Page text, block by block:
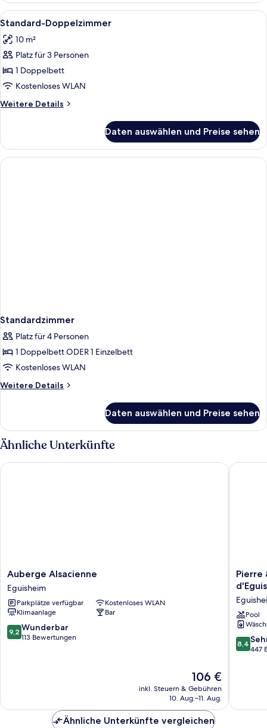
Alle
Fotos
für
Standard-
Doppelzimmer
anzeigen
Ein Bett mit gemustertem Überwurf,
11
Standard-Doppelzimmer
10 m²
Platz für 3 Personen
1 Doppelbett
Kostenloses WLAN
Weitere Details
Weitere
Doppelzimmer
Daten auswählen und Preise sehen
Standardzimmer
Platz für 4 Personen
1 Doppelbett ODER 1 Einzelbett
Kostenloses WLAN
Weitere Details
Weitere
Daten auswählen und Preise sehen
Ähnliche Unterkünfte
Auberge
Alsacienne
Eguisheim
Auberge Alsacienne
Eguisheim
Parkplätze verfügbar
Kostenloses WLAN
Klimaanlage
Bar
9.2
von
9,2 Wunderbar
113 Bewertungen
Der
Preis
beträgt
106 €
inkl. Steuern & Gebühren
10. Aug.–11. Aug.
Auberge Alsacienne
Pierre
&
Le
Clos
Pierre
Pool
8.4
von
8,4
447
Pierre &
Ähnliche Unterkünfte vergleichen